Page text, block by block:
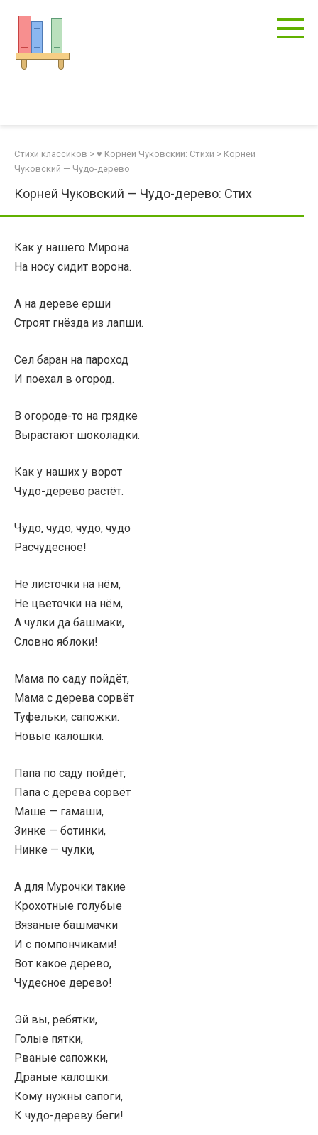
контенту
Стихи классиков > ♥ Корней Чуковский: Стихи > Корней
Чуковский — Чудо-дерево
Корней Чуковский — Чудо-дерево: Стих
Как у нашего Мирона
На носу сидит ворона.
А на дереве ерши
Строят гнёзда из лапши.
Сел баран на пароход
И поехал в огород.
В огороде-то на грядке
Вырастают шоколадки.
Как у наших у ворот
Чудо-дерево растёт.
Чудо, чудо, чудо, чудо
Расчудесное!
Не листочки на нём,
Не цветочки на нём,
А чулки да башмаки,
Словно яблоки!
Мама по саду пойдёт,
Мама с дерева сорвёт
Туфельки, сапожки.
Новые калошки.
Папа по саду пойдёт,
Папа с дерева сорвёт
Маше — гамаши,
Зинке — ботинки,
Нинке — чулки,
А для Мурочки такие
Крохотные голубые
Вязаные башмачки
И с помпончиками!
Вот какое дерево,
Чудесное дерево!
Эй вы, ребятки,
Голые пятки,
Рваные сапожки,
Драные калошки.
Кому нужны сапоги,
К чудо-дереву беги!